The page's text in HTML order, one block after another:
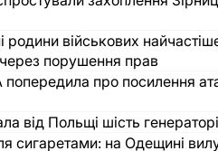
родини військових
порушення прав
про посилення
від Польщі шість
сигаретами: на Одещині